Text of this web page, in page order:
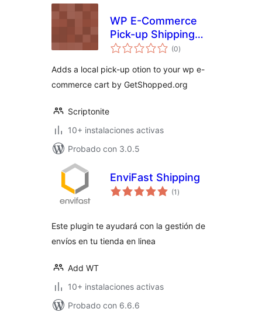
WP E-Commerce
Pick-up Shipping
Module
(0total
de
)
Adds a local pick-up otion to your wp e-
commerce cart by GetShopped.org
Scriptonite
10+ instalaciones activas
Probado con 3.0.5
EnviFast Shipping
(1 total
de
)
Este plugin te ayudará con la gestión de
envíos en tu tienda en linea
Add WT
10+ instalaciones activas
Probado con 6.6.6